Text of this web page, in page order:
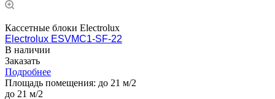
Кассетные блоки Electrolux
Electrolux ESVMC1-SF-22
В наличии
Заказать
Подробнее
Площадь помещения: до 21 м/2
до 21 м/2